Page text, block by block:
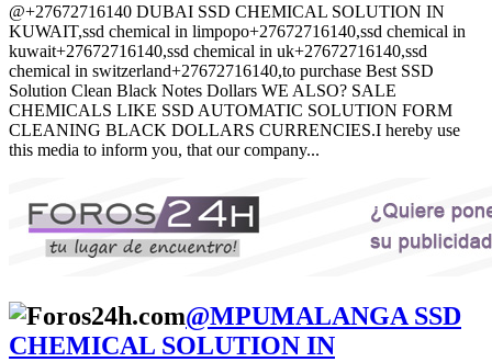
@+27672716140 DUBAI SSD CHEMICAL SOLUTION IN
KUWAIT,ssd chemical in limpopo+27672716140,ssd chemical in
kuwait+27672716140,ssd chemical in uk+27672716140,ssd
chemical in switzerland+27672716140,to purchase Best SSD
Solution Clean Black Notes Dollars WE ALSO? SALE
CHEMICALS LIKE SSD AUTOMATIC SOLUTION FORM
CLEANING BLACK DOLLARS CURRENCIES.I hereby use
this media to inform you, that our company...
@MPUMALANGA SSD
CHEMICAL SOLUTION IN